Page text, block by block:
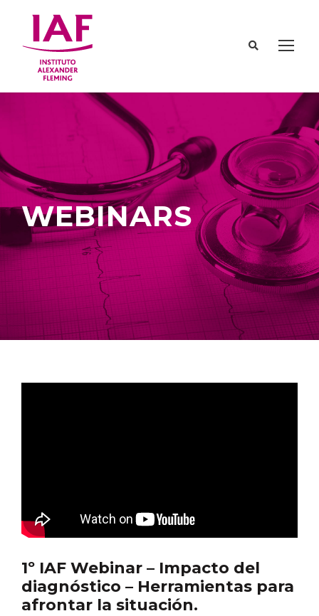
WEBINARS
1º IAF Webinar – Impacto del
diagnóstico – Herramientas para
afrontar la situación.